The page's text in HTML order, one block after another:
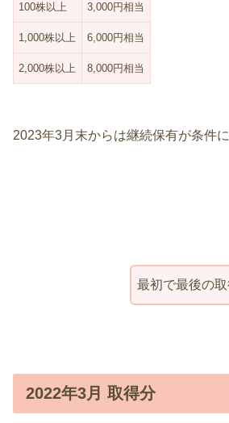
100株以上 3,000円相当
1,000株以上 6,000円相当
2,000株以上 8,000円相当
2023年3月末からは継続保有が条件に
最初で最後の取
2022年3月 取得分